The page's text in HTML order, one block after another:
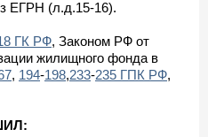
ЕГРН (л.д.15-16).
ГК РФ, Законом РФ от
жилищного фонда в
, 194-198,233-235 ГПК РФ,